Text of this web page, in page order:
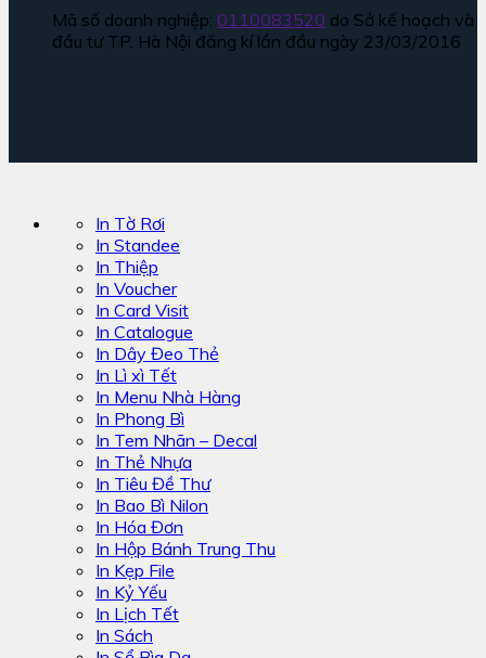
Mã số doanh nghiệp: 0110083520 do Sở kế hoạch và
đầu tư TP. Hà Nội đăng kí lần đầu ngày 23/03/2016
In Tờ Rơi
In Standee
In Thiệp
In Voucher
In Card Visit
In Catalogue
In Dây Đeo Thẻ
In Lì xì Tết
In Menu Nhà Hàng
In Phong Bì
In Tem Nhãn – Decal
In Thẻ Nhựa
In Tiêu Đề Thư
In Bao Bì Nilon
In Hóa Đơn
In Hộp Bánh Trung Thu
In Kẹp File
In Kỷ Yếu
In Lịch Tết
In Sách